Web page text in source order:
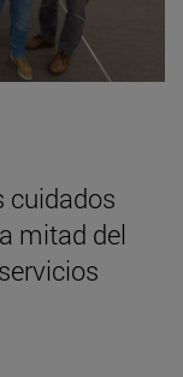
cuidados
mitad del